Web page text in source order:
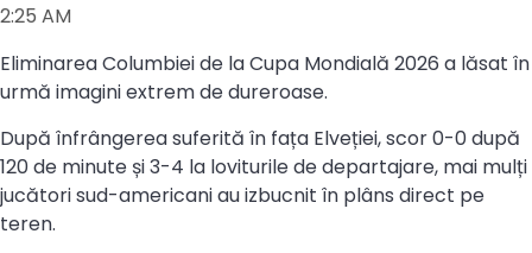
2:25 AM
Eliminarea Columbiei de la Cupa Mondială 2026 a lăsat în
urmă imagini extrem de dureroase.
După înfrângerea suferită în fața Elveției, scor 0-0 după
120 de minute și 3-4 la loviturile de departajare, mai mulți
jucători sud-americani au izbucnit în plâns direct pe
teren.